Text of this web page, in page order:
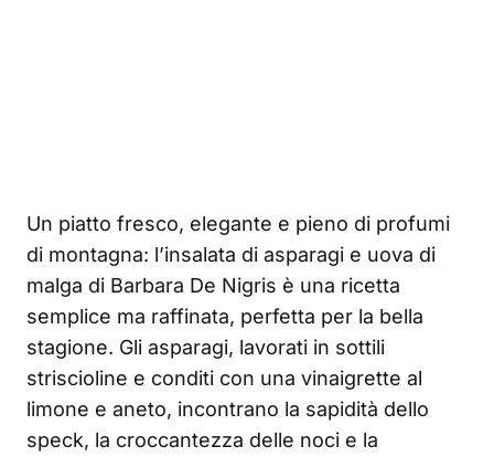
Un piatto fresco, elegante e pieno di profumi
di montagna: l’insalata di asparagi e uova di
malga di Barbara De Nigris è una ricetta
semplice ma raffinata, perfetta per la bella
stagione. Gli asparagi, lavorati in sottili
striscioline e conditi con una vinaigrette al
limone e aneto, incontrano la sapidità dello
speck, la croccantezza delle noci e la